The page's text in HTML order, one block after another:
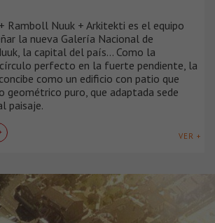
Ramboll Nuuk + Arkitekti es el equipo
la nueva Galería Nacional de
la capital del país... Como la
perfecto en la fuerte pendiente, la
como un edificio con patio que
geométrico puro, que adaptada sede
paisaje.
VER +